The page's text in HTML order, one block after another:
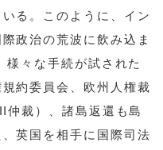
る。このように、イン
政治の荒波に飲み込ま
々な手続が試された
約委員会、欧州人権裁
仲裁）、諸島返還も島
英国を相手に国際司法